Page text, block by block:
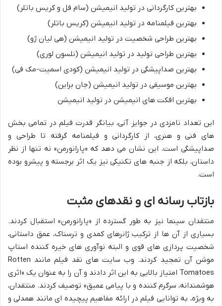
بهترین کارگردانی در تولید انیمیشن (سام فل و کریس باتلر)
بهترین فیلمنامه در تولید انیمیشن (کریس باتلر)
بهترین طراحی شخصیت در تولید انیمیشن (هی لیان ژو)
بهترین طراحی تولید در تولید انیمیشن (نلسون لوری)
بهترین صداپیشگی در تولید انیمیشن (کودی اسمیت-مک فی)
بهترین موسیقی در تولید انیمیشن (جان براین)
بهترین افکت های انیمیشن در تولید انیمیشن
این تعداد نامزدی در جوایز آنی، بیانگر قدرت فیلم در تمامی بخش
های فنی و هنری، از کارگردانی و فیلمنامه گرفته تا طراحی و
صداپیشگی است. این نشان می دهد که «پارانورمن» نه تنها از نظر
داستان، بلکه از جنبه های تکنیکی نیز یک اثر برجسته و پیشرو بوده
است.
بازتاب رسانه ای و نقدهای مثبت
منتقدان سینما نیز به طور گسترده از «پارانورمن» استقبال کردند.
بسیاری از آن ها از ترکیب ژانرهای کمدی و ترسناک، عمق داستانی،
شخصیت پردازی های قوی و البته نوآوری های خیره کننده استاپ
موشن آن تمجید کردند. وب سایت های نقد فیلم مانند Rotten
Tomatoes امتیاز بالایی به این اثر دادند و آن را به عنوان یک «اثری
هوشمندانه، سرگرم کننده و با پیامی عمیق» توصیف کردند. منتقدان،
به ویژه، به توانایی فیلم در ارائه مفاهیم پیچیده ای مانند همدلی و